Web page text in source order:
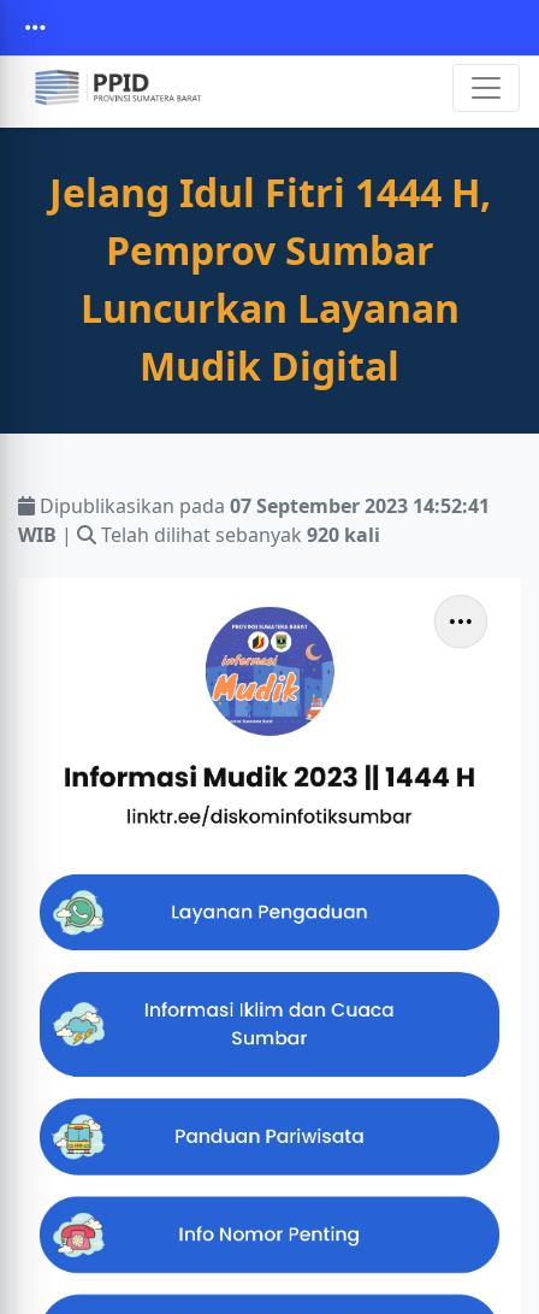
Jelang Idul Fitri 1444 H,
Pemprov Sumbar
Luncurkan Layanan
Mudik Digital
Dipublikasikan pada 07 September 2023 14:52:41
WIB | Telah dilihat sebanyak 920 kali